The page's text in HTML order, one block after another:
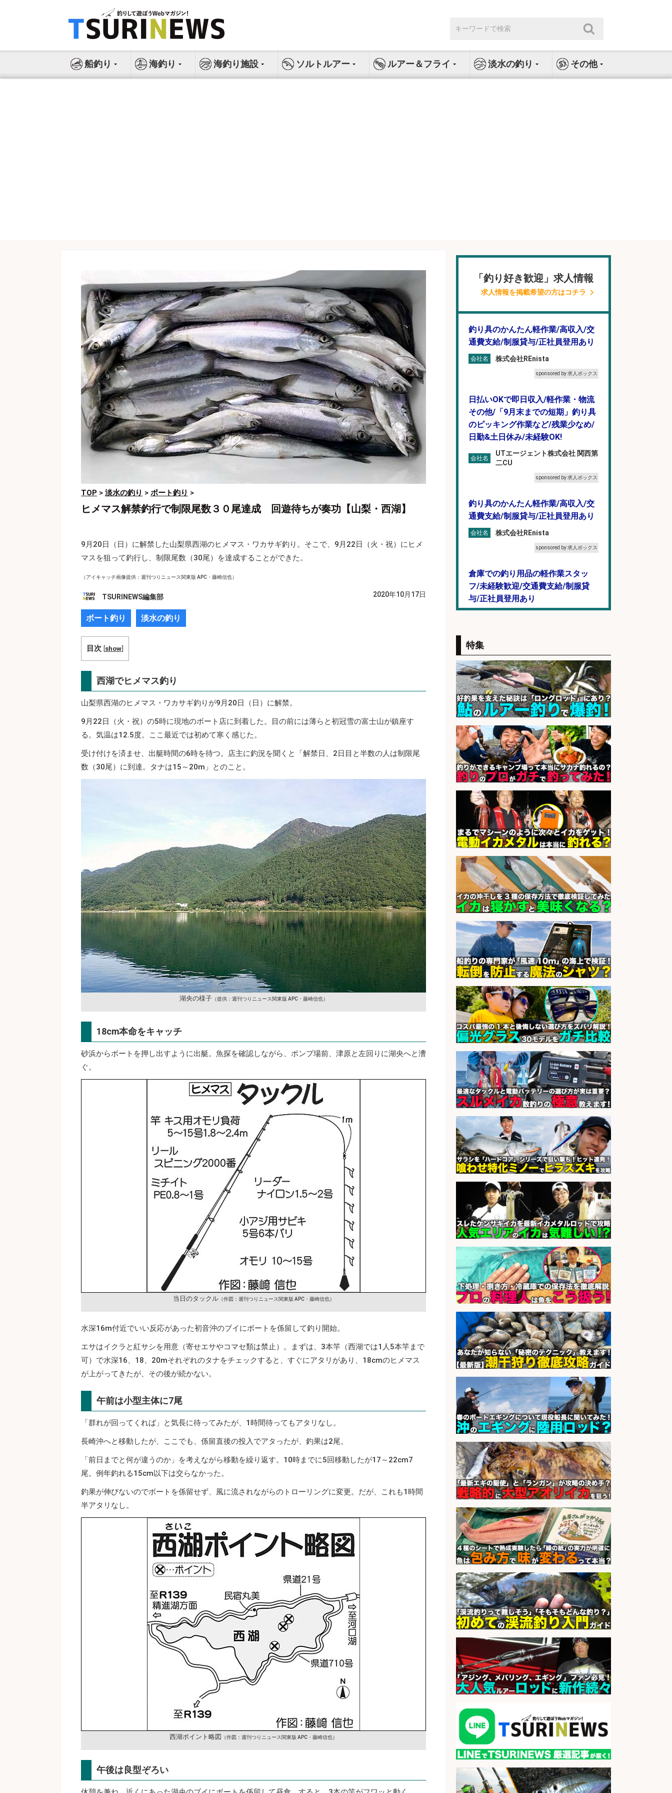
ス
索:
船釣り 海釣り 海釣り施設 ソルトルアー ルアー＆フライ 淡水の釣り その他
TOP > 淡水の釣り > ボート釣り >
ヒメマス解禁釣行で制限尾数３０尾達成 回遊待ちが奏功【山梨・西湖】
9月20日（日）に解禁した山梨県西湖のヒメマス・ワカサギ釣り。そこで、9月22日（火・祝）にヒメ
マスを狙って釣行し、制限尾数（30尾）を達成することができた。
（アイキャッチ画像提供： 週刊つりニュース関東版 APC・藤崎信也）
TSURINEWS編集部 2020年10月17日
ボート釣り 淡水の釣り
目次 [show]
西湖でヒメマス釣り
山梨県西湖のヒメマス・ワカサギ釣りが9月20日（日）に解禁。
9月22日（火・祝）の5時に現地のボート店に到着した。目の前には薄らと初冠雪の富士山が鎮座す
る。気温は12.5度。ここ最近では初めて寒く感じた。
受け付けを済ませ、出艇時間の6時を待つ。店主に釣況を聞くと「解禁日、2日目と半数の人は制限尾
数（30尾）に到達。タナは15～20m」とのこと。
湖央の様子（提供：週刊つりニュース関東版 APC・藤崎信也）
18cm本命をキャッチ
砂浜からボートを押し出すように出艇。魚探を確認しながら、ポンプ場前、津原と左回りに湖央へと漕
ぐ。
当日のタックル（作図：週刊つりニュース関東版 APC・藤崎信也）
水深16m付近でいい反応があった初音沖のブイにボートを係留して釣り開始。
エサはイクラと紅サシを用意（寄せエサやコマセ類は禁止）。まずは、3本竿（西湖では1人5本竿まで
可）で水深16、18、20mそれぞれのタナをチェックすると、すぐにアタリがあり、18cmのヒメマス
が上がってきたが、その後が続かない。
午前は小型主体に7尾
「群れが回ってくれば」と気長に待ってみたが、1時間待ってもアタリなし。
長崎沖へと移動したが、ここでも、係留直後の投入でアタったが、釣果は2尾。
「前日までと何が違うのか」を考えながら移動を繰り返す。10時までに5回移動したが17～22cm7
尾。例年釣れる15cm以下は交らなかった。
釣果が伸びないのでボートを係留せず、風に流されながらのトローリングに変更。だが、これも1時間
半アタリなし。
西湖ポイント略図 （作図：週刊つりニュース関東版 APC・藤崎信也）
午後は良型ぞろい
「釣り好き歓迎」求人情報
求人情報を掲載希望の方はコチラ
釣り具のかんたん軽作業/高収入/交
通費支給/制服貸与/正社員登用あり
会社名 株式会社REnista
sponsored by 求人ボックス
日払いOKで即日収入/軽作業・物流
その他/「9月末までの短期」釣り具
のピッキング作業など/残業少なめ/
日勤&土日休み/未経験OK!
会社名
UTエージェント株式会社 関西第
二CU
sponsored by 求人ボックス
釣り具のかんたん軽作業/高収入/交
通費支給/制服貸与/正社員登用あり
会社名 株式会社REnista
sponsored by 求人ボックス
倉庫での釣り用品の軽作業スタッ
フ/未経験歓迎/交通費支給/制服貸
与/正社員登用あり
精肉・青果・鮮魚販売/お魚のカッ
トや商品の陳列業務/時間選べる×未
経験歓迎×残業少なめ/鹿児島県/志
布志市
会社名 株式会社ホットスタッフ鹿児島
sponsored by 求人ボックス
営業事務/釣り具メーカーでの営業
アシスタントのお仕事/残業なし/即
日勤務可/営業事務/軽作業
会社名 株式会社パソナ
sponsored by 求人ボックス
営業事務/「大津市」釣り具メーカ
ーの物流事務・営業アシスタント/
小野駅から徒歩6分/「時給1,300
円」/大型連休あり×残業なし×土日
祝休み/滋賀県
会社名 株式会社ホットスタッフ滋賀
精肉・青果・鮮魚販売/志布志市で
お魚のカットや商品の陳列業務/時
間選べる×未経験歓迎×残業少なめ/
鹿児島県/志布志市
会社名 株式会社ホットスタッフ鹿児島
sponsored by 求人ボックス
倉庫での釣り用品の軽作業スタッ
フ/未経験歓迎/交通費支給/制服貸
与/正社員登用あり
会社名 株式会社REnista
sponsored by 求人ボックス
日払いOKで即日収入/製造スタッフ/
「堺市堺区」「時給1,600円」日払
いOK・入社祝金10万円/堺市堺区の
工場で自転車部品や釣り具の組立/
未経験歓迎/土日祝休みで年間休日
126日
会社名
パーソルファクトリーパートナ
ーズ株式会社
sponsored by 求人ボックス
さらに求人情報を見る
特集